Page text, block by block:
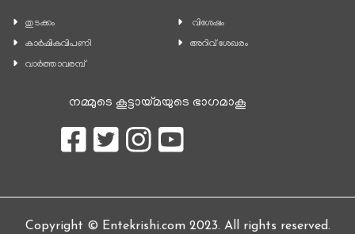
തുടക്കം
കാ‍ർഷികവിപണി
വാര്‍ത്താവരമ്പ്
വിശേഷം
അറിവ് ശേഖരം
നമ്മുടെ കൂട്ടായ്മയുടെ ഭാഗമാകൂ
Copyright © Entekrishi.com 2023. All rights reserved.